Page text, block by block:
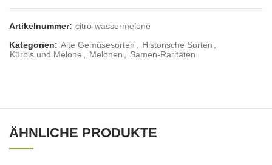
Artikelnummer: citro-wassermelone
Kategorien: Alte Gemüsesorten Historische Sorten
Kürbis und Melone
Melonen Samen-Raritäten
ÄHNLICHE PRODUKTE